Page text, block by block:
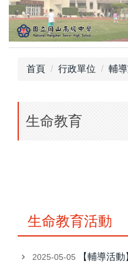
跳
到
要
首頁 行政單位 輔
生命教育
生命教育活動
2025-05-05 【輔導活